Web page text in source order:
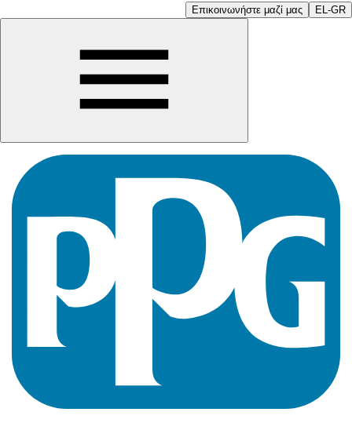
Επικοινωνήστε μαζί μας EL-GR